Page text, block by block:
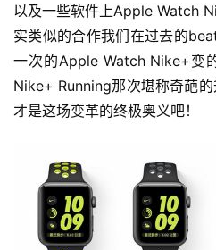
动
集
以及一些软件上Apple Watch
实类似的合作我们在过去的
一次的Apple Watch Nike+变
Nike+ Running那次堪称奇葩
才是这场变革的终极奥义吧！